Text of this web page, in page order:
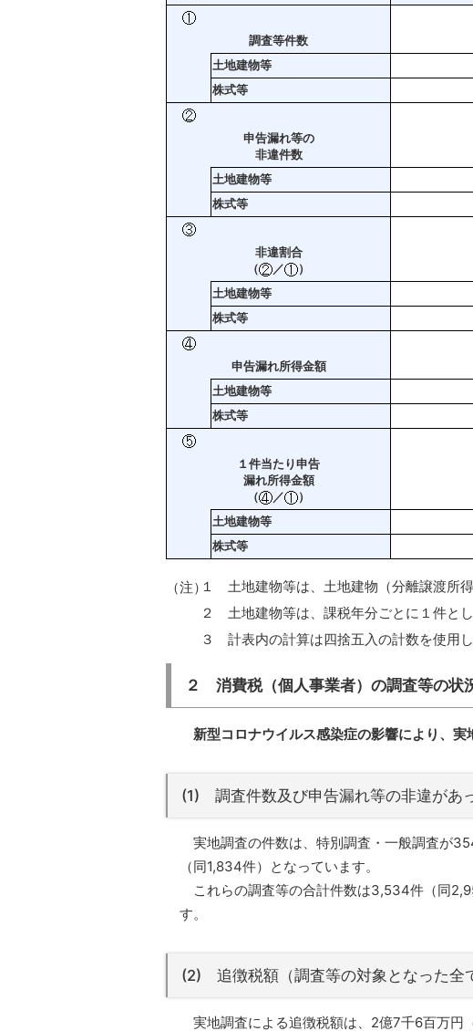
調査等件数
土地建物等
株式等
申告漏れ等の
非違件数
土地建物等
株式等
非違割合
（
／ ）
土地建物等
株式等
申告漏れ所得金額
土地建物等
株式等
１件当たり申告
漏れ所得金額
（
／ ）
土地建物等
株式等
（注）１ 土地建物等は、土地建物（分離譲渡所
２ 土地建物等は、課税年分ごとに１件とし
３ 計表内の計算は四捨五入の計数を使用し
２ 消費税（個人事業者）の調査等の状
新型コロナウイルス感染症の影響により、
(1) 調査件数及び申告漏れ等の非違があ
実地調査の件数は、特別調査・一般調査が
（同1,834件）となっています。
これらの調査等の合計件数は3,534件（同
す。
(2) 追徴税額（調査等の対象となった全
実地調査による追徴税額は、2億7千6百万